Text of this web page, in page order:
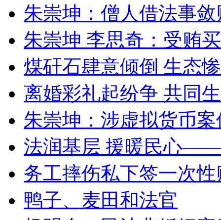
朱崇坤：僧人借法事
朱崇坤 李思奇：受贿
煤矸石肆意倾倒 生态
离婚彩礼起纷争 共同
朱崇坤：涉虚拟货币
法润基层 援暖民心
务工摔伤私下签一次
鸭子、麦田和法官